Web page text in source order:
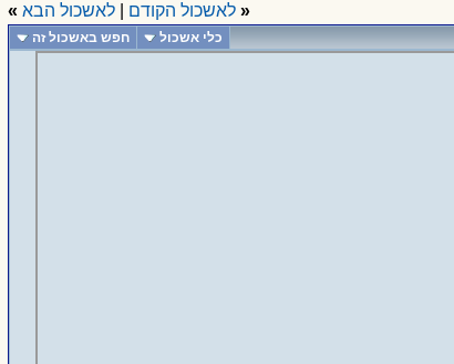
« לאשכול הקודם לאשכול הבא »
כלי אשכול חפש באשכול זה